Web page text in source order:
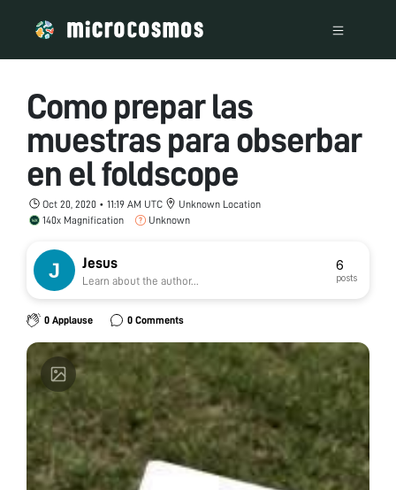
Como prepar las
muestras para obserbar
en el foldscope
Oct 20, 2020 • 11:19 AM UTC
Unknown Location
140x Magnification
Unknown
Jesus
Learn about the author...
6
posts
0 Applause 0 Comments